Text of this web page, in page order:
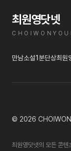
최원영닷넷
만남소설1분단상최원
© 2026
최원영닷넷의 모든 콘텐